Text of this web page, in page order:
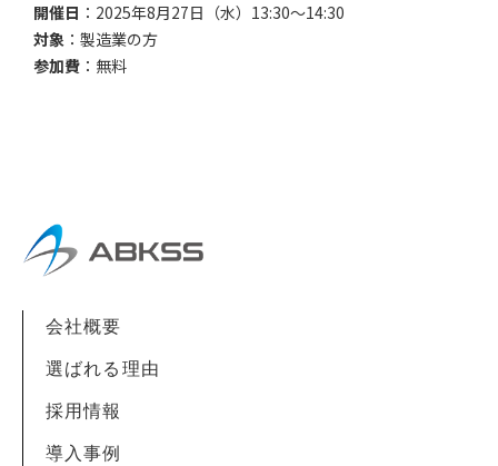
開催日 ：2025年8月27日（水）13:30〜14:30
対象 ：製造業の方
参加費 ：無料
会社概要
選ばれる理由
採用情報
導入事例